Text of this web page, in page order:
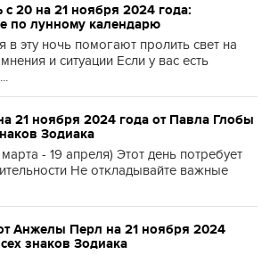
с 20 на 21 ноября 2024 года:
по лунному календарю
в эту ночь помогают пролить свет на
и ситуации Если у вас есть
21 ноября 2024 года от Павла Глобы
Зодиака
- 19 апреля) Этот день потребует
Не откладывайте важные
Анжелы Перл на 21 ноября 2024
знаков Зодиака